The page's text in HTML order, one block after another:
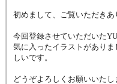
初めまして、ご覧いただきあ
今回登録させていただいた
気に入ったイラストがあり
しいです。
どうぞよろしくお願いいたし